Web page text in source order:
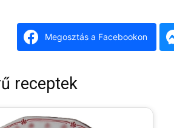
Megosztás a Facebookon
receptek